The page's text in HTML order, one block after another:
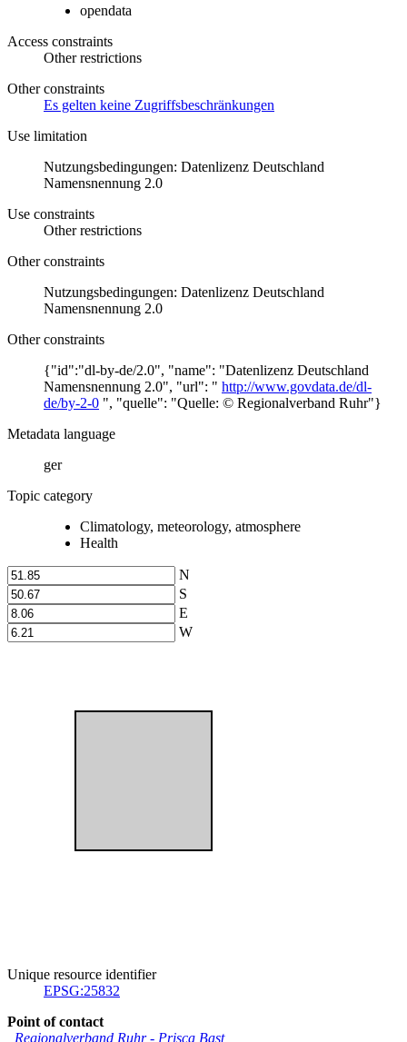
opendata
Access constraints
Other restrictions
Other constraints
Es gelten keine Zugriffsbeschränkungen
Use limitation
Nutzungsbedingungen: Datenlizenz Deutschland
Namensnennung 2.0
Use constraints
Other restrictions
Other constraints
Nutzungsbedingungen: Datenlizenz Deutschland
Namensnennung 2.0
Other constraints
{"id":"dl-by-de/2.0", "name": "Datenlizenz Deutschland
Namensnennung 2.0", "url": " http://www.govdata.de/dl-
de/by-2-0 ", "quelle": "Quelle: © Regionalverband Ruhr"}
Metadata language
ger
Topic category
Climatology, meteorology, atmosphere
Health
N
S
E
W
Unique resource identifier
EPSG:25832
Point of contact
Regionalverband Ruhr- Prisca Bast